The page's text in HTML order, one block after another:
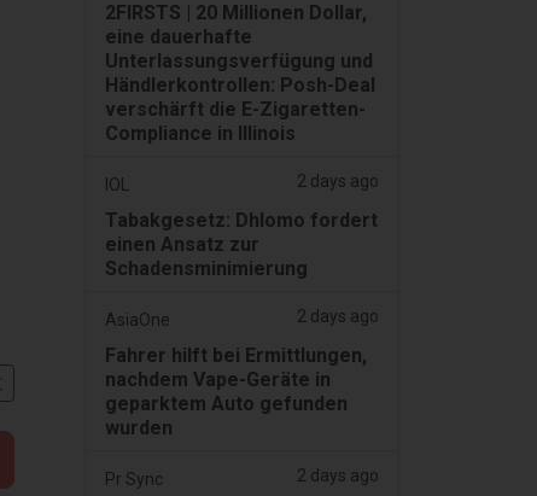
2FIRSTS | 20 Millionen Dollar,
eine dauerhafte
Unterlassungsverfügung und
Händlerkontrollen: Posh-Deal
verschärft die E-Zigaretten-
Compliance in Illinois
IOL 2 days ago
Tabakgesetz: Dhlomo fordert
einen Ansatz zur
Schadensminimierung
AsiaOne 2 days ago
Fahrer hilft bei Ermittlungen,
nachdem Vape-Geräte in
geparktem Auto gefunden
wurden
Pr Sync 2 days ago